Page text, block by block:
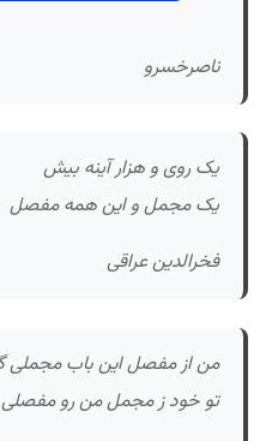
ناصرخسرو
یک روی و هزار آینه بیش
یک مجمل و این همه مفصل
فخرالدین عراقی
من از مفصل این باب مجملی
تو خود ز مجمل من رو مفصلی